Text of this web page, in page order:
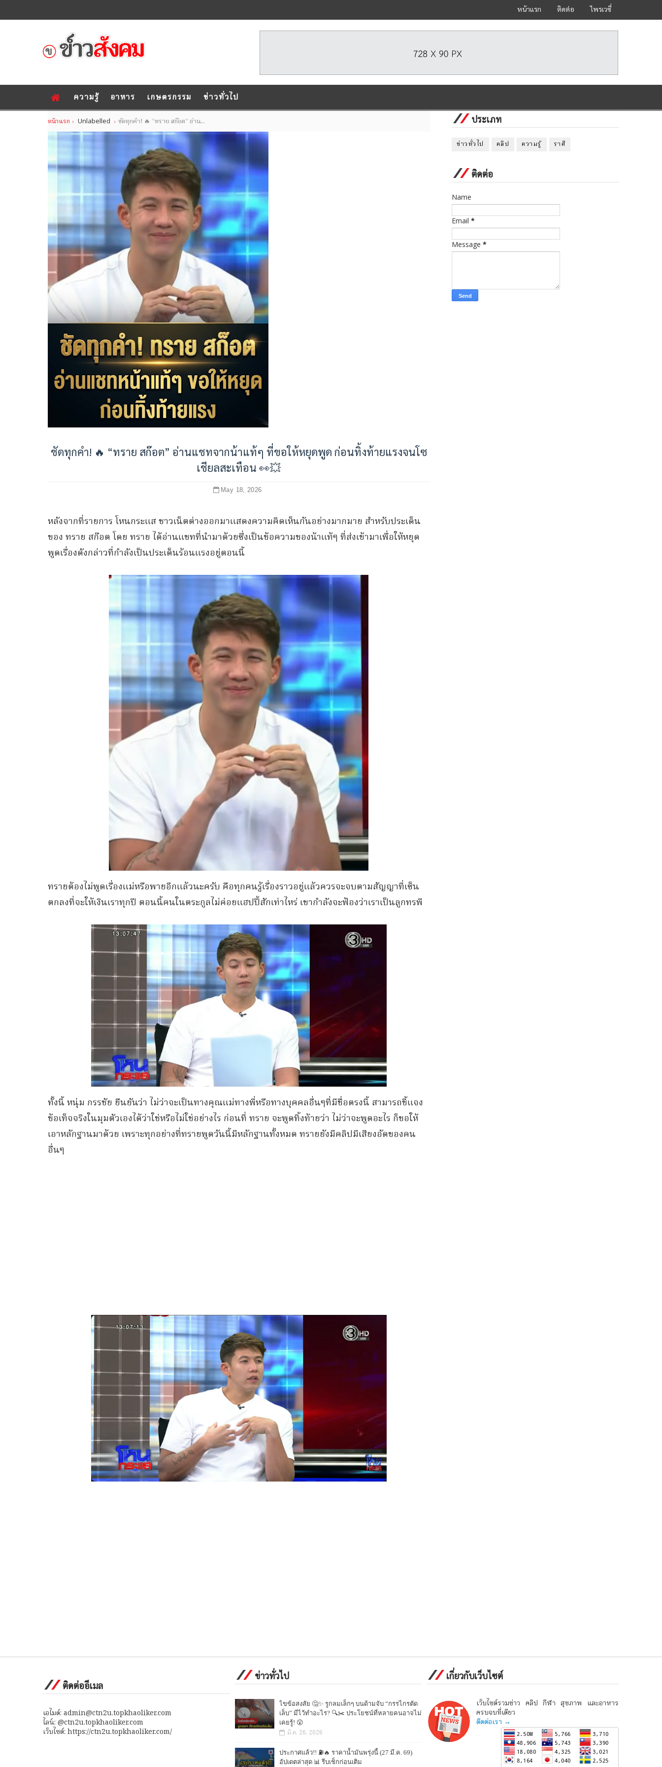
หน้าแรก ติดต่อ ไพรเวซี่
ความรู้ อาหาร เกษตรกรรม ข่าวทั่วไป
หน้าแรก Unlabelled ชัดทุกคำ! 🔥 “ทราย สก๊อต” อ่าน...
ชัดทุกคำ! 🔥 “ทราย สก๊อต” อ่านแชทจากน้าแท้ๆ ที่ขอให้หยุดพูด ก่อนทิ้งท้ายแรงจนโซ
เชียลสะเทือน 👀💥
May 18, 2026
หลังจากที่รายการ โหนกระเเส ชาวเน็ตต่างออกมาแสดงความคิดเห็นกันอย่างมากมาย สำหรับประเด็น
ของ ทราย สก๊อต โดย ทราย ได้อ่านแชทที่นำมาด้วยซึ่งเป็นข้อความของน้าแท้ๆ ที่ส่งเข้ามาเพื่อให้หยุด
พูดเรื่องดังกล่าวที่กำลังเป็นประเด็นร้อนแรงอยู่ตอนนี้
ทรายต้องไม่พูดเรื่องแม่หรือพายอีกแล้วนะครับ คือทุกคนรู้เรื่องราวอยู่แล้วควรจะจบตามสัญญาที่เซ็น
ตกลงที่จะให้เงินเราทุกปี ตอนนี้คนในตระกูลไม่ค่อยแฮปปี้สักเท่าไหร่ เขากำลังจะฟ้องว่าเราเป็นลูกทรพี
ทั้งนี้ หนุ่ม กรรชัย ยืนยันว่า ไม่ว่าจะเป็นทางคุณแม่ทางพี่หรือทางบุคคลอื่นๆที่มีชื่อตรงนี้ สามารถชี้แจง
ข้อเท็จจริงในมุมตัวเองได้ว่าใช่หรือไม่ใช่อย่างไร ก่อนที่ ทราย จะพูดทิ้งท้ายว่า ไม่ว่าจะพูดอะไร ก็ขอให้
เอาหลักฐานมาด้วย เพราะทุกอย่างที่ทรายพูดวันนี้มีหลักฐานทั้งหมด ทรายยังมีคลิปมีเสียงอัดของคน
อื่นๆ
ประเภท
ข่าวทั่วไป คลิป ความรู้ ราศี
ติดต่อ
Name
Email *
Message *
ติดต่ออีเมล
เอไมด์: admin@ctn2u.topkhaoliker.com
ไลน์: @ctn2u.topkhaoliker.com
เว็บไซต์: https://ctn2u.topkhaoliker.com/
ข่าวทั่วไป
ไขข้อสงสัย 🤔✨ รูกลมเล็กๆ บนด้ามจับ “กรรไกรตัด
เล็บ” มีไว้ทำอะไร? 🔍✂️ ประโยชน์ที่หลายคนอาจไม่
เคยรู้! 😲
มี.ค. 26, 2026
ประกาศแล้ว!! ⛽🔥 ราคาน้ำมันพรุ่งนี้ (27 มี.ค. 69)
อัปเดตล่าสุด 📊 รีบเช็กก่อนเติม
เกี่ยวกับเว็บไซต์
เว็บไซต์รวมข่าว คลิป กีฬา สุขภาพ และอาหาร
ครบจบที่เดียว
ติดต่อเรา →